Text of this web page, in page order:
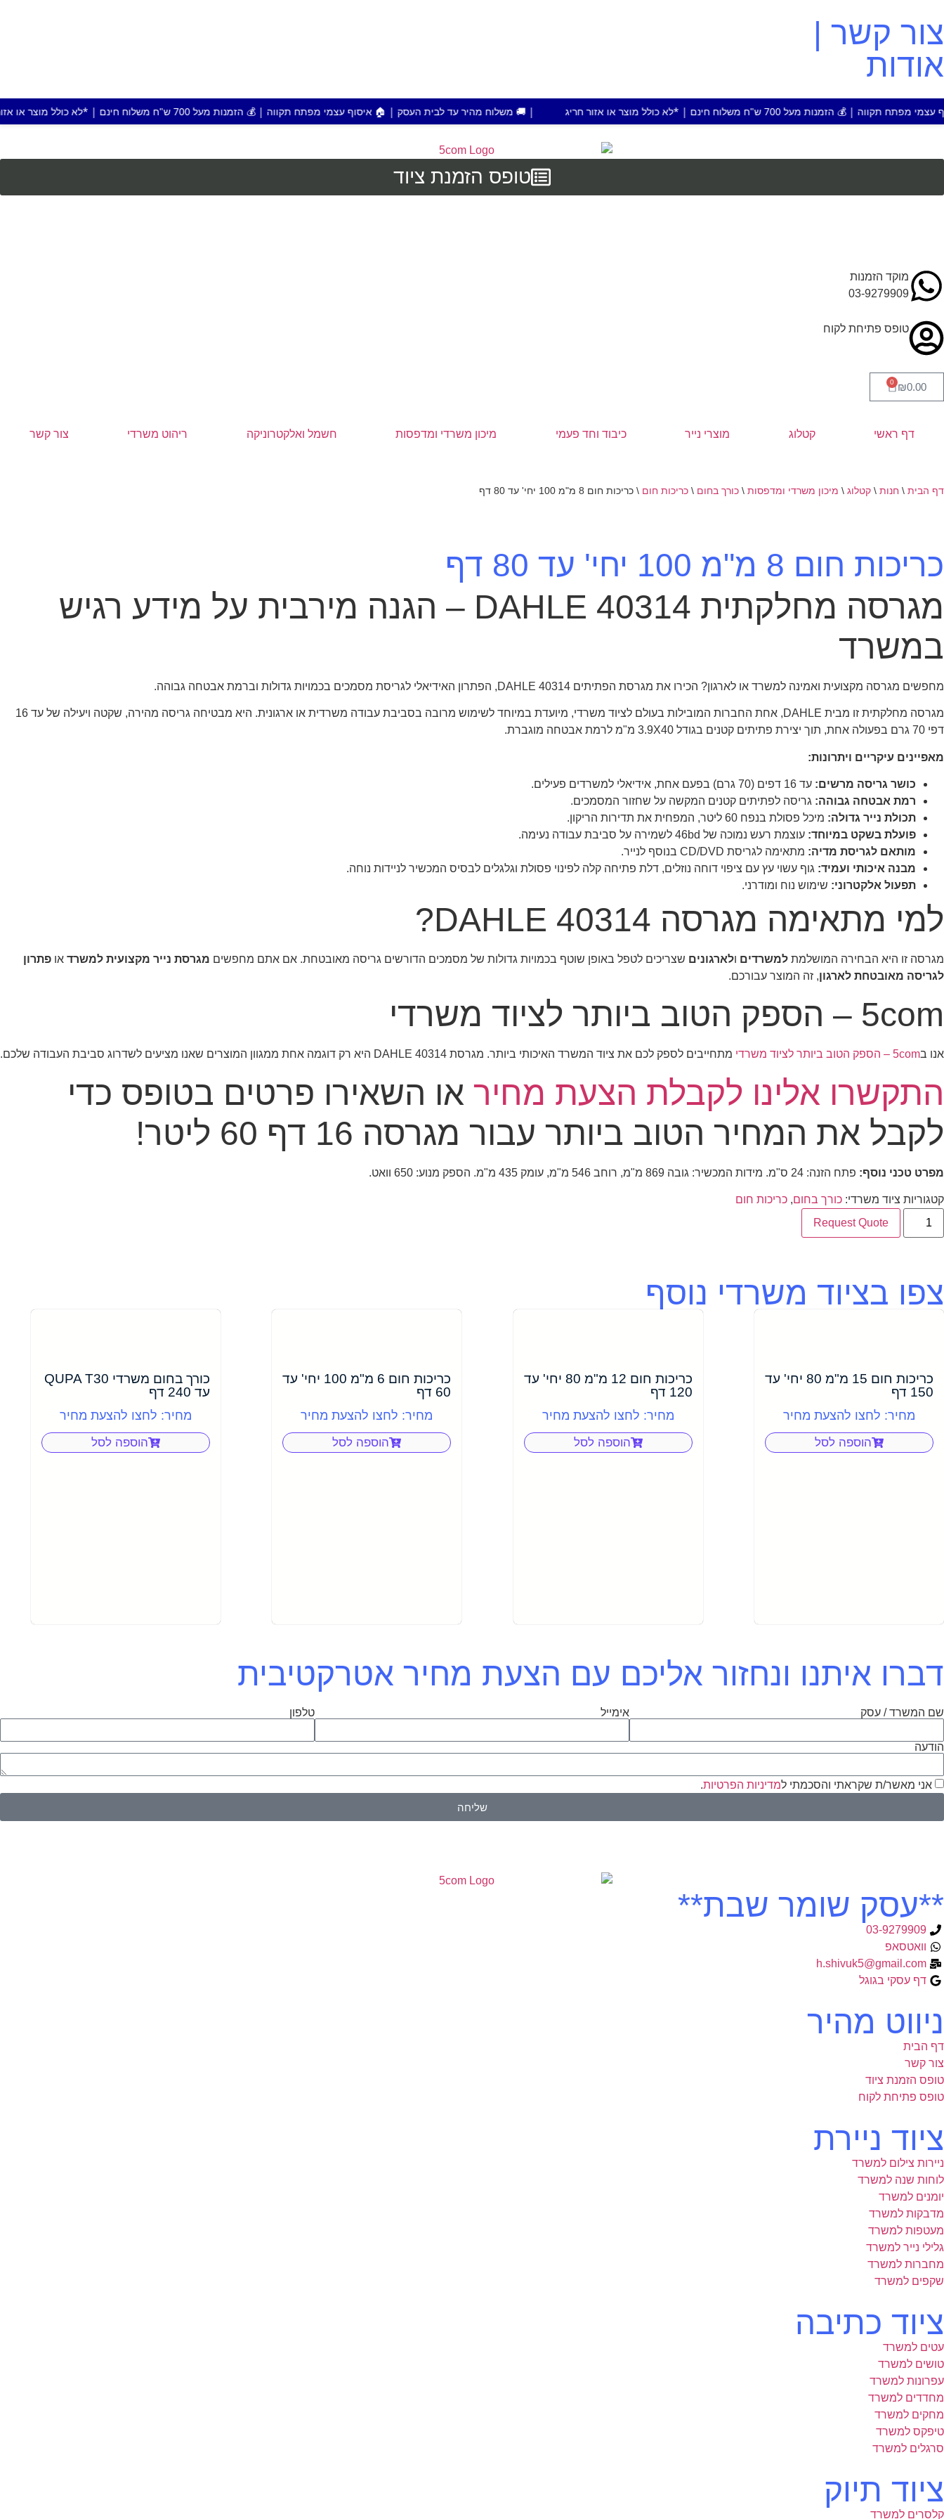
צור קשר |
אודות
700 ש"ח משלוח חינם | *לא כולל מוצר או אזור חריג | 🚚 משלוח מהיר עד לבית העסק | 🏠 איסוף עצמי מפתח תקווה | 💰 הזמנות מעל 700 ש"ח משלוח חינם | *לא כולל מוצר או אזור חריג |
טופס הזמנת ציוד
מוקד הזמנות
03-9279909
טופס פתיחת לקוח
₪0.00
0
דף ראשי קטלוג מוצרי נייר כיבוד וחד פעמי מיכון משרדי ומדפסות חשמל ואלקטרוניקה ריהוט משרדי צור קשר
דף הבית \ חנות \ קטלוג \ מיכון משרדי ומדפסות \ כורך בחום \ כריכות חום \ כריכות חום 8 מ"מ 100 יחי' עד 80 דף
כריכות חום 8 מ"מ 100 יחי' עד 80 דף
מגרסה מחלקתית DAHLE 40314 – הגנה מירבית על מידע רגיש
במשרד
מחפשים מגרסה מקצועית ואמינה למשרד או לארגון? הכירו את מגרסת הפתיתים DAHLE 40314, הפתרון האידיאלי לגריסת מסמכים בכמויות גדולות וברמת אבטחה גבוהה.
מגרסה מחלקתית זו מבית DAHLE, אחת החברות המובילות בעולם לציוד משרדי, מיועדת במיוחד לשימוש מרובה בסביבת עבודה משרדית או ארגונית. היא מבטיחה גריסה מהירה, שקטה ויעילה של עד 16
דפי 70 גרם בפעולה אחת, תוך יצירת פתיתים קטנים בגודל 3.9X40 מ"מ לרמת אבטחה מוגברת.
מאפיינים עיקריים ויתרונות:
כושר גריסה מרשים: עד 16 דפים (70 גרם) בפעם אחת, אידיאלי למשרדים פעילים.
רמת אבטחה גבוהה: גריסה לפתיתים קטנים המקשה על שחזור המסמכים.
תכולת נייר גדולה: מיכל פסולת בנפח 60 ליטר, המפחית את תדירות הריקון.
פועלת בשקט במיוחד: עוצמת רעש נמוכה של 46bd לשמירה על סביבת עבודה נעימה.
מותאם לגריסת מדיה: מתאימה לגריסת CD/DVD בנוסף לנייר.
מבנה איכותי ועמיד: גוף עשוי עץ עם ציפוי דוחה נוזלים, דלת פתיחה קלה לפינוי פסולת וגלגלים לבסיס המכשיר לניידות נוחה.
תפעול אלקטרוני: שימוש נוח ומודרני.
למי מתאימה מגרסה DAHLE 40314?
מגרסה זו היא הבחירה המושלמת למשרדים ולארגונים שצריכים לטפל באופן שוטף בכמויות גדולות של מסמכים הדורשים גריסה מאובטחת. אם אתם מחפשים מגרסת נייר מקצועית למשרד או פתרון
לגריסה מאובטחת לארגון, זה המוצר עבורכם.
5com – הספק הטוב ביותר לציוד משרדי
אנו ב5com – הספק הטוב ביותר לציוד משרדי מתחייבים לספק לכם את ציוד המשרד האיכותי ביותר. מגרסת DAHLE 40314 היא רק דוגמה אחת ממגוון המוצרים שאנו מציעים לשדרוג סביבת העבודה שלכם.
התקשרו אלינו לקבלת הצעת מחיר או השאירו פרטים בטופס כדי
לקבל את המחיר הטוב ביותר עבור מגרסה 16 דף 60 ליטר!
מפרט טכני נוסף: פתח הזנה: 24 ס"מ. מידות המכשיר: גובה 869 מ"מ, רוחב 546 מ"מ, עומק 435 מ"מ. הספק מנוע: 650 וואט.
קטגוריות ציוד משרדי: כורך בחום, כריכות חום
Request Quote
צפו בציוד משרדי נוסף
כריכות חום 15 מ"מ 80 יחי' עד
150 דף
מחיר: לחצו להצעת מחיר
הוספה לסל
כריכות חום 12 מ"מ 80 יחי' עד
120 דף
מחיר: לחצו להצעת מחיר
הוספה לסל
כריכות חום 6 מ"מ 100 יחי' עד
60 דף
מחיר: לחצו להצעת מחיר
הוספה לסל
כורך בחום משרדי QUPA T30
עד 240 דף
מחיר: לחצו להצעת מחיר
הוספה לסל
דברו איתנו ונחזור אליכם עם הצעת מחיר אטרקטיבית
שם המשרד / עסק אימייל טלפון
הודעה
אני מאשר/ת שקראתי והסכמתי למדיניות הפרטיות.
שליחה
**עסק שומר שבת**
03-9279909
וואטסאפ
h.shivuk5@gmail.com
דף עסקי בגוגל
ניווט מהיר
דף הבית
צור קשר
טופס הזמנת ציוד
טופס פתיחת לקוח
ציוד ניירת
ניירות צילום למשרד
לוחות שנה למשרד
יומנים למשרד
מדבקות למשרד
מעטפות למשרד
גלילי נייר למשרד
מחברות למשרד
שקפים למשרד
ציוד כתיבה
עטים למשרד
טושים למשרד
עפרונות למשרד
מחדדים למשרד
מחקים למשרד
טיפקס למשרד
סרגלים למשרד
ציוד תיוק
קלסרים למשרד